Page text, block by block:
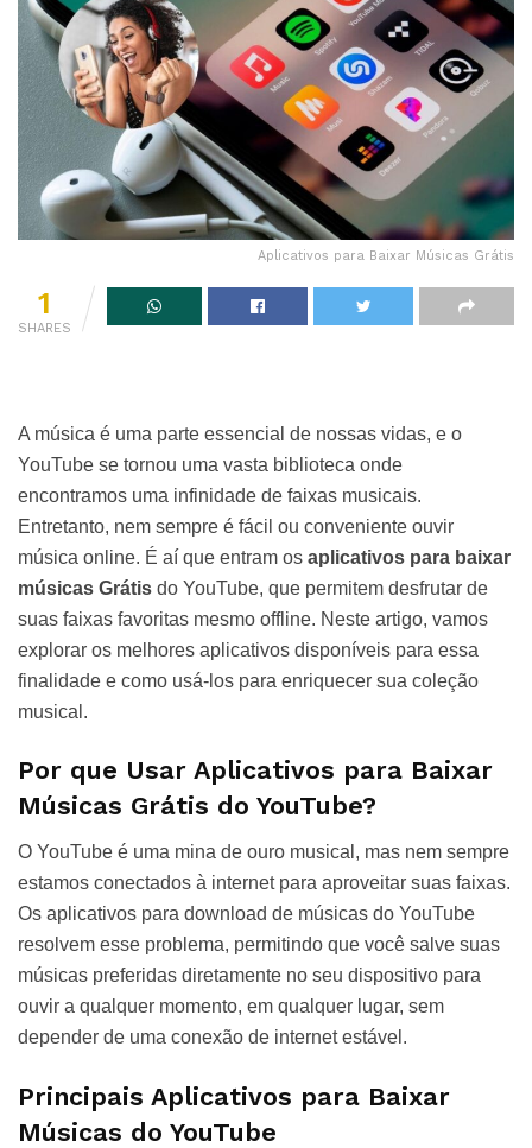
Aplicativos para Baixar Músicas Grátis
1
SHARES
A música é uma parte essencial de nossas vidas, e o
YouTube se tornou uma vasta biblioteca onde
encontramos uma infinidade de faixas musicais.
Entretanto, nem sempre é fácil ou conveniente ouvir
música online. É aí que entram os aplicativos para baixar
músicas Grátis do YouTube, que permitem desfrutar de
suas faixas favoritas mesmo offline. Neste artigo, vamos
explorar os melhores aplicativos disponíveis para essa
finalidade e como usá-los para enriquecer sua coleção
musical.
Por que Usar Aplicativos para Baixar
Músicas Grátis do YouTube?
O YouTube é uma mina de ouro musical, mas nem sempre
estamos conectados à internet para aproveitar suas faixas.
Os aplicativos para download de músicas do YouTube
resolvem esse problema, permitindo que você salve suas
músicas preferidas diretamente no seu dispositivo para
ouvir a qualquer momento, em qualquer lugar, sem
depender de uma conexão de internet estável.
Principais Aplicativos para Baixar
Músicas do YouTube